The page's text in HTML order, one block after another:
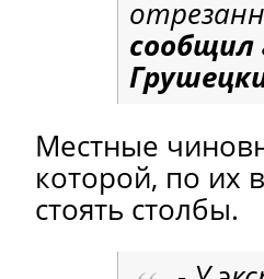
сообщил
Местные
которой, по их
стоять столбы.